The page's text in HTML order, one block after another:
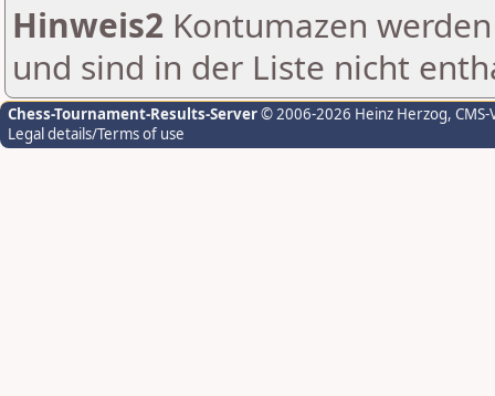
Hinweis2 Kontumazen
und sind in der Liste nicht
Chess-Tournament-Results-Server© 2006-2026 Heinz Herzog,
Legal details/Terms of use